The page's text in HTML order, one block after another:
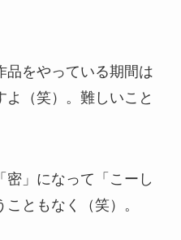
品をやっている期間は
（笑）。難しいこと
密」になって「こーし
ともなく（笑）。